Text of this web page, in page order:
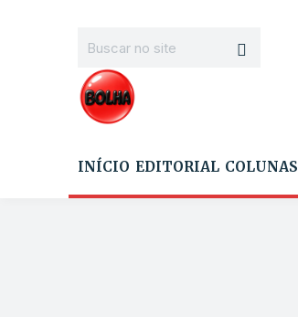
INÍCIO EDITORIAL COLUNAS